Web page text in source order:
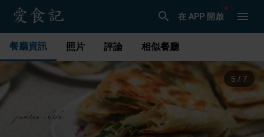
在 APP 開啟
餐廳資訊 照片 評論 相似餐廳
6 / 7